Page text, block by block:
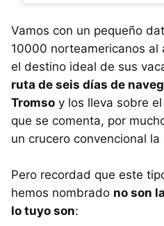
Vamos con un pequeño
10000 norteamericanos al
el destino ideal de sus
ruta de seis días de
Tromso y los lleva sobre
que se comenta, por
un crucero convencional
Pero recordad que este
hemos nombrado no son
lo tuyo son: